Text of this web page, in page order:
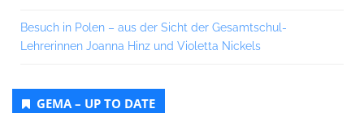
Besuch in Polen – aus der Sicht der Gesamtschul-
Lehrerinnen Joanna Hinz und Violetta Nickels
GEMA – UP TO DATE